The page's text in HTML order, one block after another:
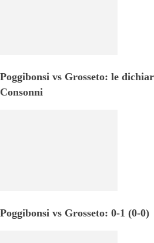
Poggibonsi vs Grosseto: le
Consonni
Poggibonsi vs Grosseto: 0-1 (0-0)